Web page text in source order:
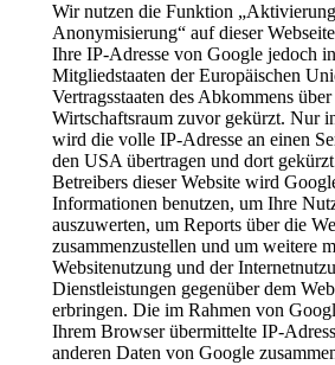
Wir nutzen die Funktion
Anonymisierung“ auf dieser
Ihre IP-Adresse von Google jedoch
Mitgliedstaaten der Europäischen
Vertragsstaaten des Abkommens
Wirtschaftsraum zuvor gekürzt. Nur
wird die volle IP-Adresse an einen
den USA übertragen und dort
Betreibers dieser Website wird
Informationen benutzen, um Ihre
auszuwerten, um Reports über die
zusammenzustellen und um weitere
Websitenutzung und der
Dienstleistungen gegenüber dem
erbringen. Die im Rahmen von
Ihrem Browser übermittelte IP-
anderen Daten von Google